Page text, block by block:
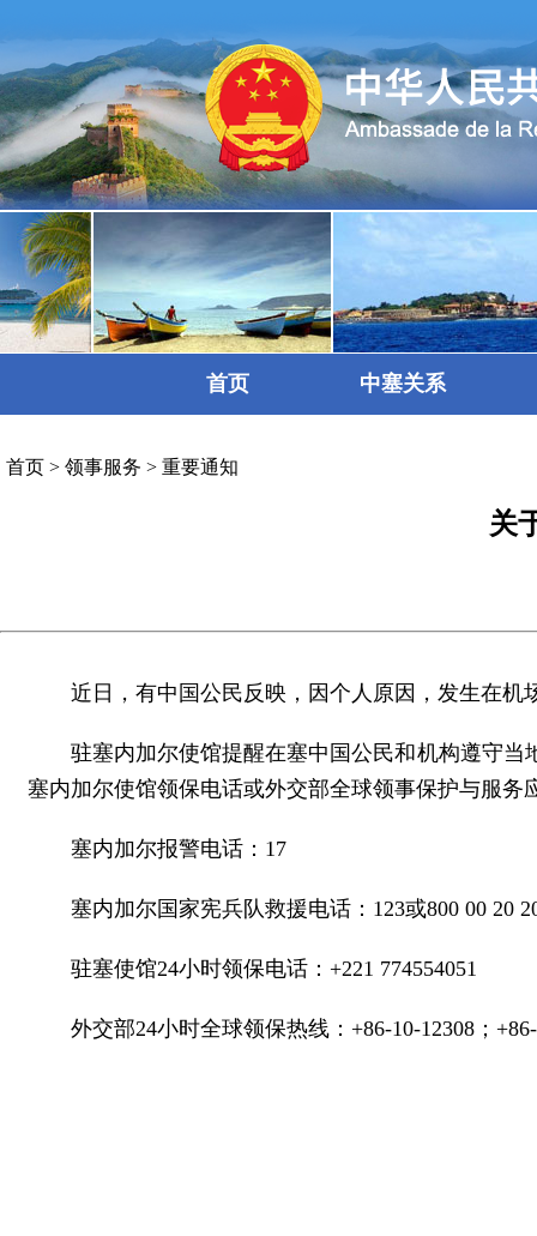
首页 中塞关系
首页 > 领事服务 > 重要通知
关
近日，有中国公民反映，因个人原因，发生在机
驻塞内加尔使馆提醒在塞中国公民和机构遵守
塞内加尔使馆领保电话或外交部全球领事保护与服务
塞内加尔报警电话：17
塞内加尔国家宪兵队救援电话：123或800 00 20
驻塞使馆24小时领保电话：+221 774554051
外交部24小时全球领保热线：+86-10-12308；